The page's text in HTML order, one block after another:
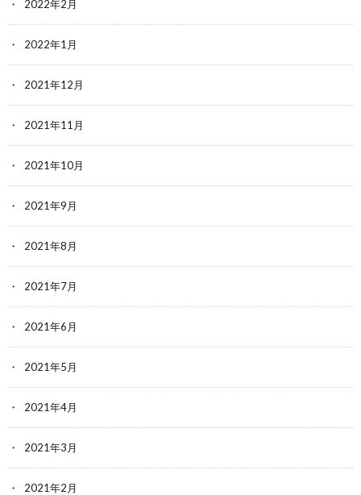
2022年2月
2022年1月
2021年12月
2021年11月
2021年10月
2021年9月
2021年8月
2021年7月
2021年6月
2021年5月
2021年4月
2021年3月
2021年2月